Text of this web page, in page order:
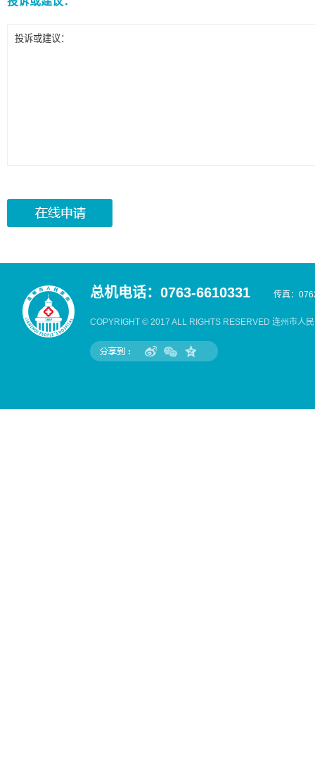
总机电话：0763-6610331 传真：
COPYRIGHT © 2017 ALL RIGHTS RESERVED 连州市人